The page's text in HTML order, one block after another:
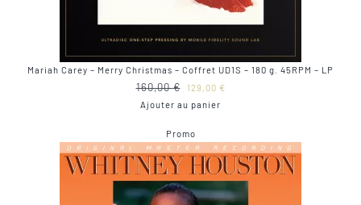
Mariah Carey – Merry Christmas – Coffret UD1S – 180 g. 45RPM – LP
160,00€
Le
prix
était :
160,00 €.
129,00 €Le
129,00 €.
Ajouter au panier
PromoProduit
en
promotion